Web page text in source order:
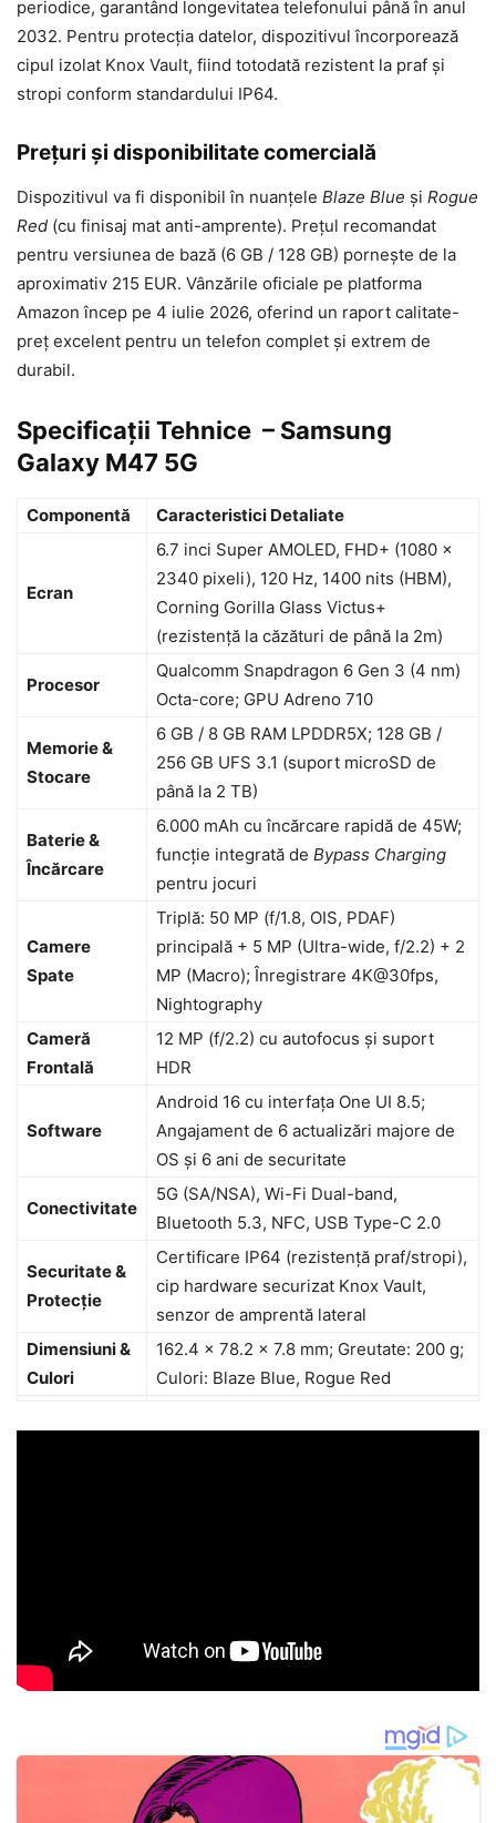
periodice, garantând longevitatea telefonului până în anul
2032. Pentru protecția datelor, dispozitivul încorporează
cipul izolat Knox Vault, fiind totodată rezistent la praf și
stropi conform standardului IP64.
Prețuri și disponibilitate comercială
Dispozitivul va fi disponibil în nuanțele Blaze Blue și Rogue
Red (cu finisaj mat anti-amprente). Prețul recomandat
pentru versiunea de bază (6 GB / 128 GB) pornește de la
aproximativ 215 EUR. Vânzările oficiale pe platforma
Amazon încep pe 4 iulie 2026, oferind un raport calitate-
preț excelent pentru un telefon complet și extrem de
durabil.
Specificații Tehnice – Samsung
Galaxy M47 5G
Componentă Caracteristici Detaliate
Ecran
6.7 inci Super AMOLED, FHD+ (1080 x
2340 pixeli), 120 Hz, 1400 nits (HBM),
Corning Gorilla Glass Victus+
(rezistență la căzături de până la 2m)
Procesor
Qualcomm Snapdragon 6 Gen 3 (4 nm)
Octa-core; GPU Adreno 710
Memorie &
Stocare
6 GB / 8 GB RAM LPDDR5X; 128 GB /
256 GB UFS 3.1 (suport microSD de
până la 2 TB)
Baterie &
Încărcare
6.000 mAh cu încărcare rapidă de 45W;
funcție integrată de Bypass Charging
pentru jocuri
Camere
Spate
Triplă: 50 MP (f/1.8, OIS, PDAF)
principală + 5 MP (Ultra-wide, f/2.2) + 2
MP (Macro); Înregistrare 4K@30fps,
Nightography
Cameră
Frontală
12 MP (f/2.2) cu autofocus și suport
HDR
Software
Android 16 cu interfața One UI 8.5;
Angajament de 6 actualizări majore de
OS și 6 ani de securitate
Conectivitate
5G (SA/NSA), Wi-Fi Dual-band,
Bluetooth 5.3, NFC, USB Type-C 2.0
Securitate &
Protecție
Certificare IP64 (rezistență praf/stropi),
cip hardware securizat Knox Vault,
senzor de amprentă lateral
Dimensiuni &
Culori
162.4 x 78.2 x 7.8 mm; Greutate: 200 g;
Culori: Blaze Blue, Rogue Red